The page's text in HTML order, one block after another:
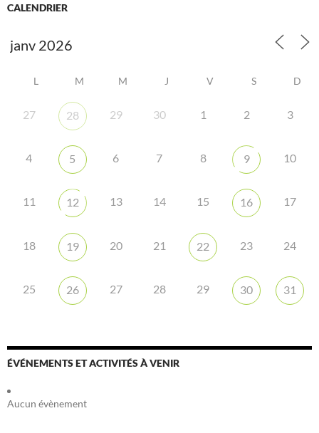
CALENDRIER
L M M J V S D
27 28 29 30 1 2 3
4 5 6 7 8 9 10
11 12 13 14 15 16 17
18 19 20 21 22 23 24
25 26 27 28 29 30 31
ÉVÉNEMENTS ET ACTIVITÉS À VENIR
Aucun évènement